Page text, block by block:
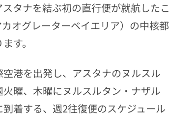
タナを結ぶ初の直行便が就航したこ
オグレーターベイエリア）の中核都
す。
港を出発し、アスタナのヌルスル
曜、木曜にヌルスルタン・ナザル
着する、週2往復便のスケジュール